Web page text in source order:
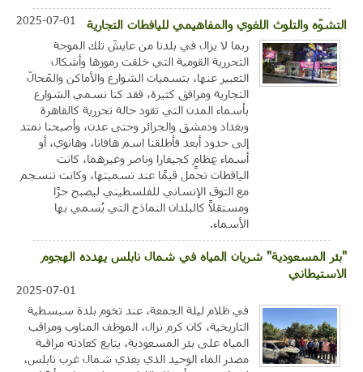
التشوّه والتلوث اللغوي والمفاهيمي لليافطات التجارية
2025-07-01
ربما لا يزال في بلدنا من عايشَ تلك الموجة
التحررية القومية التي خلقت رموزها وأشكال
التعبير عنها، بتسميات الشوارع والأماكن والمَحالّ
التجارية ومرافق كثيرة، فقد كنا نسمي الشوارع
بأسماء المدن التي تقود حالة تحررية كالقاهرة
وبغداد ودمشق والجزائر وحتى عدن، وأصبحنا نمتد
إلى حدود أبعد فأطلقنا اسم هافانا، وهانوي، أو
أسماء عِظامٍ كجيفارا وناصر وغيرهما، كانت
اليافطات تحمل قيمًا عند تسميتها، وكانت تنسجم
مع التوق الإنساني للفلسطيني ليصبح حرًا
ومستقلاً كالبلدان النماذج التي يُسمي بها
الأسماء.
"بئر المسعودية" شريان المياه في شمال نابلس يهدده الهجوم
الاستيطاني
2025-07-01
في ظلام ليلة الجمعة، عند تخوم بلدة سبسطية
التاريخية، كان كرم نزال، الموظف المناوب ومراقب
المياه على بئر المسعودية، يتابع كعادته مراقبة
مصدر الماء الوحيد الذي يغذي شمال غرب نابلس،